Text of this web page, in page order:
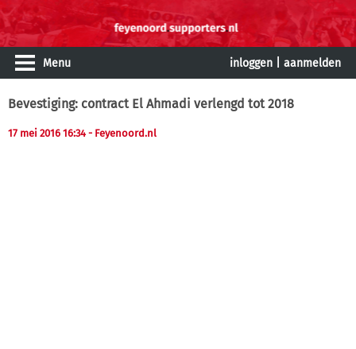
Menu inloggen aanmelden
Bevestiging: contract El Ahmadi verlengd tot 2018
17 mei 2016 16:34 - Feyenoord.nl